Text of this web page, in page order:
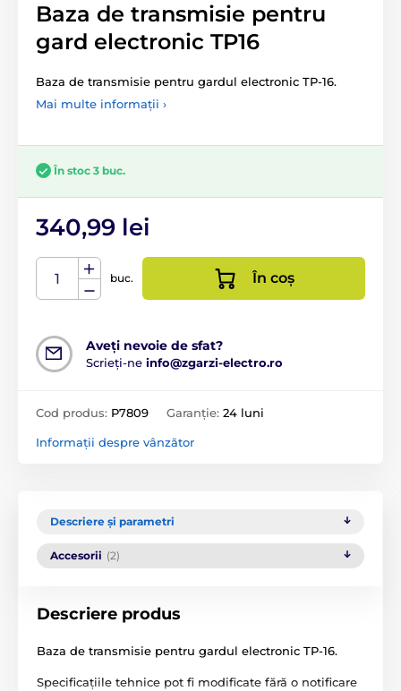
Baza de transmisie pentru
gard electronic TP16
Baza de transmisie pentru gardul electronic TP-16.
Mai multe informații ›
În stoc 3 buc.
340,99 lei
buc. În coș
Aveți nevoie de sfat?
Scrieți-ne info@zgarzi-electro.ro
Cod produs: P7809 Garanție: 24 luni
Informații despre vânzător
Descriere și parametri
Accesorii (2)
Descriere produs
Baza de transmisie pentru gardul electronic TP-16.
Specificațiile tehnice pot fi modificate fără o notificare